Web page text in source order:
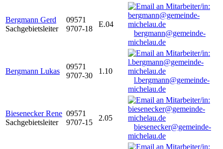
Bergmann Gerd
Sachgebietsleiter
09571
9707-18
E.04
bergmann@gemeinde-
michelau.de
Bergmann Lukas
09571
9707-30
1.10
l.bergmann@gemeinde-
michelau.de
Biesenecker Rene
Sachgebietsleiter
09571
9707-15
2.05
biesenecker@gemeinde-
michelau.de